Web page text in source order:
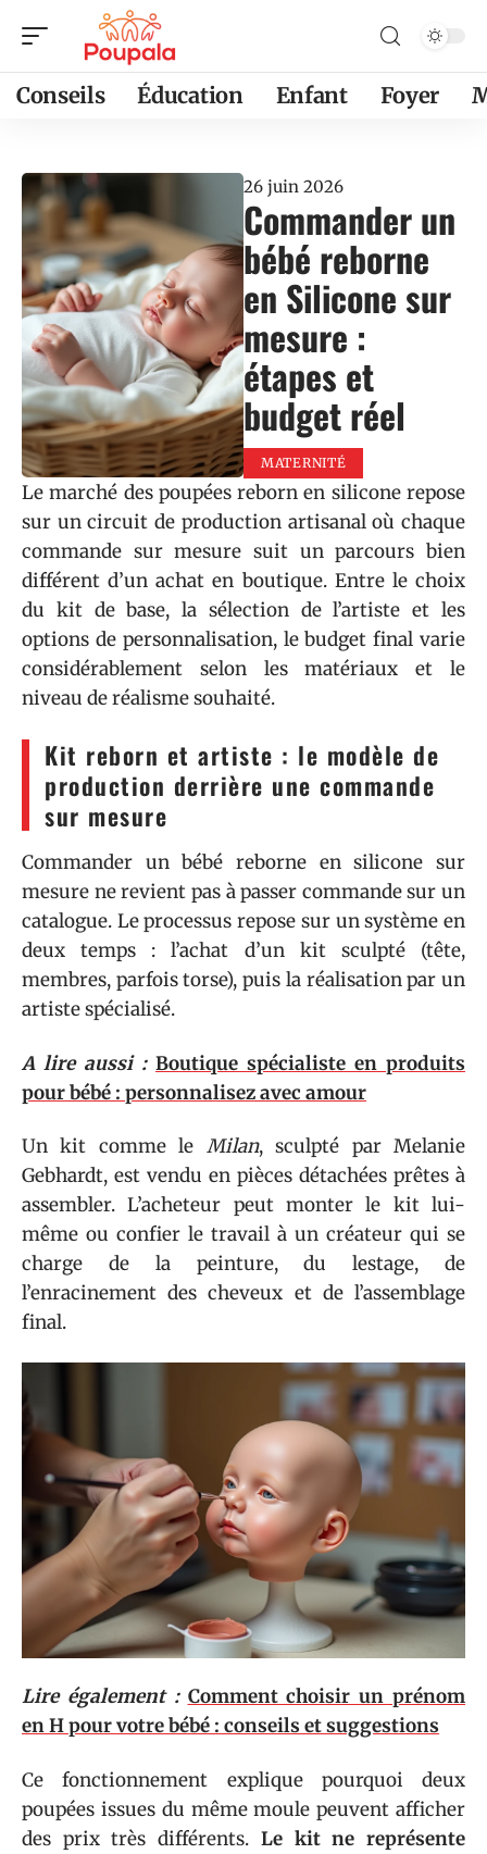
Conseils Éducation Enfant Foyer
26 juin 2026
Commander un
bébé reborne
en Silicone sur
mesure :
étapes et
budget réel
MATERNITÉ
Le marché des poupées reborn en silicone repose
sur un circuit de production artisanal où chaque
commande sur mesure suit un parcours bien
différent d’un achat en boutique. Entre le choix
du kit de base, la sélection de l’artiste et les
options de personnalisation, le budget final varie
considérablement selon les matériaux et le
niveau de réalisme souhaité.
Kit reborn et artiste : le modèle de
production derrière une commande
sur mesure
Commander un bébé reborne en silicone sur
mesure ne revient pas à passer commande sur un
catalogue. Le processus repose sur un système en
deux temps : l’achat d’un kit sculpté (tête,
membres, parfois torse), puis la réalisation par un
artiste spécialisé.
A lire aussi : Boutique spécialiste en produits
pour bébé : personnalisez avec amour
Un kit comme le Milan, sculpté par Melanie
Gebhardt, est vendu en pièces détachées prêtes à
assembler. L’acheteur peut monter le kit lui-
même ou confier le travail à un créateur qui se
charge de la peinture, du lestage, de
l’enracinement des cheveux et de l’assemblage
final.
Lire également : Comment choisir un prénom
en H pour votre bébé : conseils et suggestions
Ce fonctionnement explique pourquoi deux
poupées issues du même moule peuvent afficher
des prix très différents. Le kit ne représente